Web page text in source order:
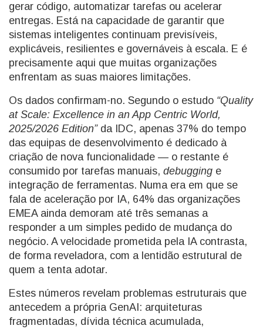
gerar código, automatizar tarefas ou acelerar
entregas. Está na capacidade de garantir que
sistemas inteligentes continuam previsíveis,
explicáveis, resilientes e governáveis à escala. E é
precisamente aqui que muitas organizações
enfrentam as suas maiores limitações.
Os dados confirmam-no. Segundo o estudo “Quality
at Scale: Excellence in an App Centric World,
2025/2026 Edition”da IDC, apenas 37% do tempo
das equipas de desenvolvimento é dedicado à
criação de nova funcionalidade — o restante é
consumido por tarefas manuais, debugging e
integração de ferramentas. Numa era em que se
fala de aceleração por IA, 64% das organizações
EMEA ainda demoram até três semanas a
responder a um simples pedido de mudança do
negócio. A velocidade prometida pela IA contrasta,
de forma reveladora, com a lentidão estrutural de
quem a tenta adotar.
Estes números revelam problemas estruturais que
antecedem a própria GenAI: arquiteturas
fragmentadas, dívida técnica acumulada,